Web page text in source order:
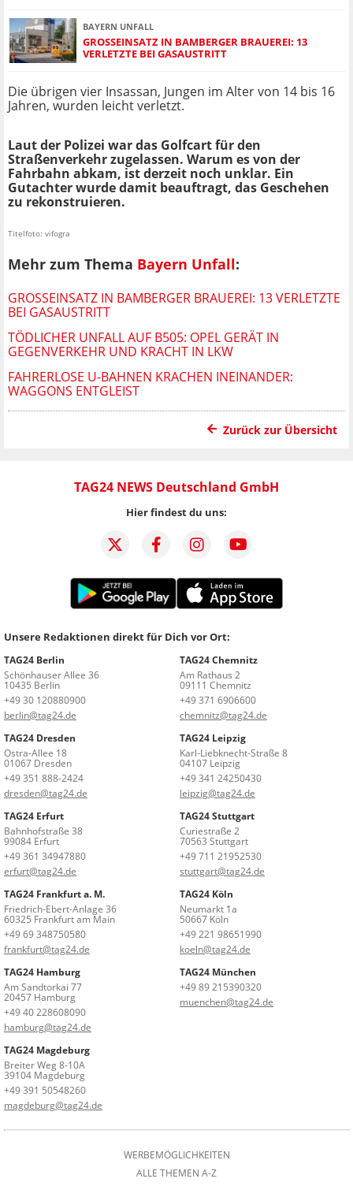
BAYERN UNFALL
GROSSEINSATZ IN BAMBERGER BRAUEREI: 13 V
ERLETZTE BEI GASAUSTRITT
Die übrigen vier Insassan, Jungen im Alter von 14 bis 16
Jahren, wurden leicht verletzt.
Laut der Polizei war das Golfcart für den
Straßenverkehr zugelassen. Warum es von der
Fahrbahn abkam, ist derzeit noch unklar. Ein
Gutachter wurde damit beauftragt, das Geschehen
zu rekonstruieren.
Titelfoto: vifogra
Mehr zum Thema Bayern Unfall:
GROSSEINSATZ IN BAMBERGER BRAUEREI: 13 VERLETZTE B
EI GASAUSTRITT
TÖDLICHER UNFALL AUF B505: OPEL GERÄT IN
GEGENVERKEHR UND KRACHT IN LKW
FAHRERLOSE U-BAHNEN KRACHEN INEINANDER:
WAGGONS ENTGLEIST
Zurück zur Übersicht
TAG24 NEWS Deutschland GmbH
Hier findest du uns:
Unsere Redaktionen direkt für Dich vor Ort:
TAG24 Berlin
Schönhauser Allee 36
10435 Berlin
+49 30 120880900
berlin@tag24.de
TAG24 Chemnitz
Am Rathaus 2
09111 Chemnitz
+49 371 6906600
chemnitz@tag24.de
TAG24 Dresden
Ostra-Allee 18
01067 Dresden
+49 351 888-2424
dresden@tag24.de
TAG24 Leipzig
Karl-Liebknecht-Straße 8
04107 Leipzig
+49 341 24250430
leipzig@tag24.de
TAG24 Erfurt
Bahnhofstraße 38
99084 Erfurt
+49 361 34947880
erfurt@tag24.de
TAG24 Stuttgart
Curiestraße 2
70563 Stuttgart
+49 711 21952530
stuttgart@tag24.de
TAG24 Frankfurt a. M.
Friedrich-Ebert-Anlage 36
60325 Frankfurt am Main
+49 69 348750580
frankfurt@tag24.de
TAG24 Köln
Neumarkt 1a
50667 Köln
+49 221 98651990
koeln@tag24.de
TAG24 Hamburg
Am Sandtorkai 77
20457 Hamburg
+49 40 228608090
hamburg@tag24.de
TAG24 München
+49 89 215390320
muenchen@tag24.de
TAG24 Magdeburg
Breiter Weg 8-10A
39104 Magdeburg
+49 391 50548260
magdeburg@tag24.de
WERBEMÖGLICHKEITEN
ALLE THEMEN A-Z